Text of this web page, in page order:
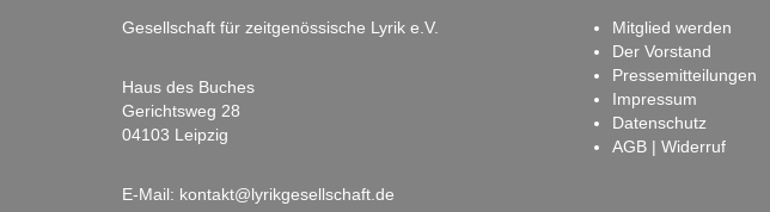
Gesellschaft für zeitgenössische Lyrik e.V.
Haus des Buches
Gerichtsweg 28
04103 Leipzig
E-Mail: kontakt@lyrikgesellschaft.de
Mitglied werden
Der Vorstand
Pressemitteilungen
Impressum
Datenschutz
AGB | Widerruf